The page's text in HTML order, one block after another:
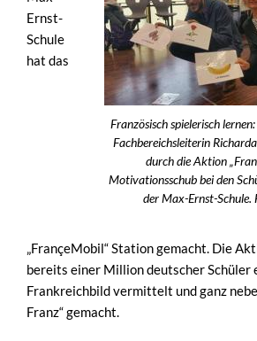
Französisch spielerisch
Fachbereichsleiterin
durch die Aktion
Motivationsschub bei den
der Max-Ernst-Schule.
Ernst-
Schule
hat das
„FrançeMobil“ Station gemacht. Die
bereits einer Million deutscher Schüler
Frankreichbild vermittelt und ganz
Franz“ gemacht.